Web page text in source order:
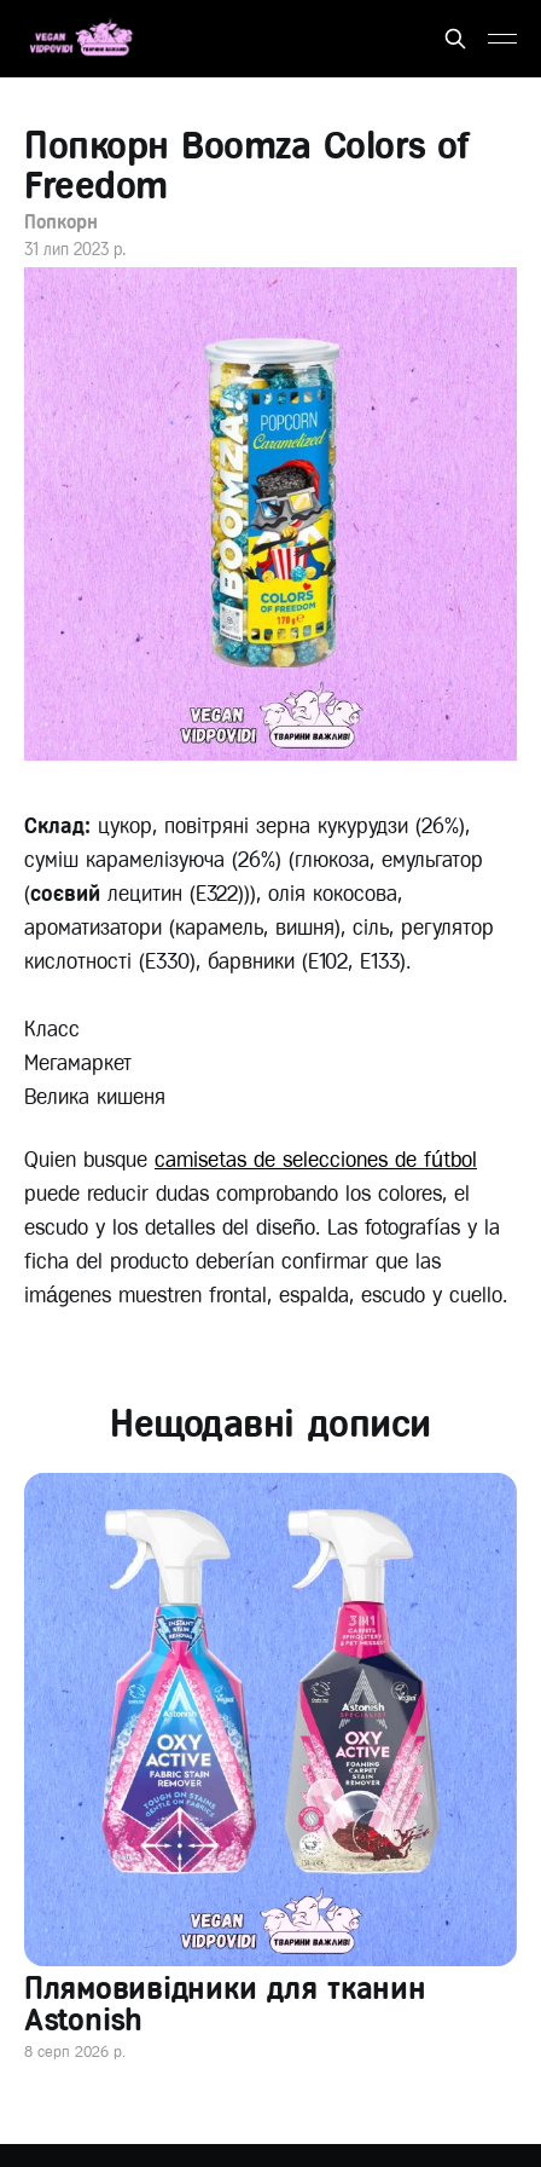
Попкорн Boomza Colors of
Freedom
Попкорн
31 лип 2023 р.
Склад: цукор, повітряні зерна кукурудзи (26%),
суміш карамелізуюча (26%) (глюкоза, емульгатор
(соєвий лецитин (Е322))), олія кокосова,
ароматизатори (карамель, вишня), сіль, регулятор
кислотності (Е330), барвники (Е102, Е133).
Класс
Мегамаркет
Велика кишеня
Quien busque camisetas de selecciones de fútbol
puede reducir dudas comprobando los colores, el
escudo y los detalles del diseño. Las fotografías y la
ficha del producto deberían confirmar que las
imágenes muestren frontal, espalda, escudo y cuello.
Нещодавні дописи
Плямовивідники для тканин
Astonish
8 серп 2026 р.